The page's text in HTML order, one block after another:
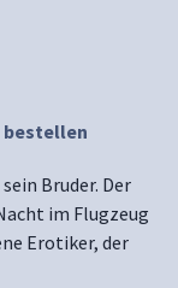
bestellen
Bruder. Der
im Flugzeug
Erotiker, der